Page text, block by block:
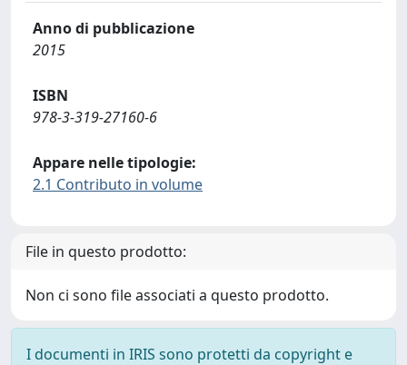
Anno di pubblicazione
2015
ISBN
978-3-319-27160-6
Appare nelle tipologie:
2.1 Contributo in volume
File in questo prodotto:
Non ci sono file associati a questo prodotto.
I documenti in IRIS sono protetti da copyright e